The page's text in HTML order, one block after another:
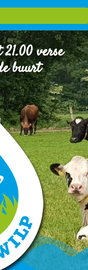
verse
buurt